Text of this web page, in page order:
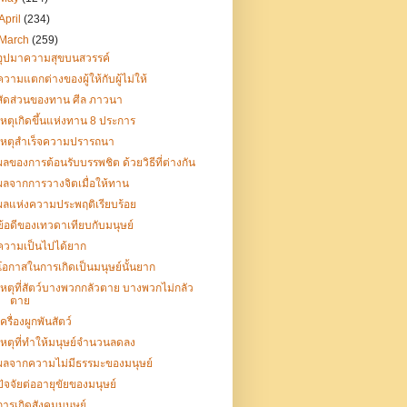
(234)
(259)
ปมาความสุขบนสวรรค์
วามแตกต่างของผู้ให้กับผู้ไม่ให้
ดส่วนของทาน ศีล ภาวนา
หตุเกิดขึ้นแห่งทาน 8 ประการ
หตุสำเร็จความปรารถนา
ลของการต้อนรับบรรพชิต ด้วยวิธีที่ต่างกัน
ลจากการวางจิตเมื่อให้ทาน
ลแห่งความประพฤติเรียบร้อย
อดีของเทวดาเทียบกับมนุษย์
วามเป็นไปได้ยาก
อกาสในการเกิดเป็นมนุษย์นั้นยาก
หตุที่สัตว์บางพวกกลัวตาย บางพวกไม่กลัว
ตาย
ครื่องผูกพันสัตว์
หตุที่ทำให้มนุษย์จำนวนลดลง
ลจากความไม่มีธรรมะของมนุษย์
จจัยต่ออายุขัยของมนุษย์